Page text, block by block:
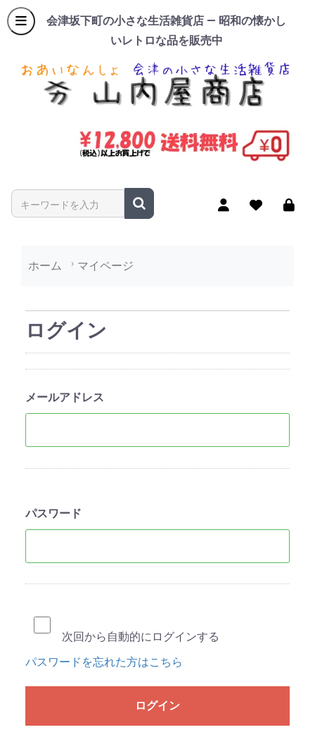
会津坂下町の小さな生活雑貨店 — 昭和の懐かし
いレトロな品を販売中
商品名やキーワードを入力
ホーム マイページ
ログイン
メールアドレス
パスワード
次回から自動的にログインする
パスワードを忘れた方はこちら
ログイン